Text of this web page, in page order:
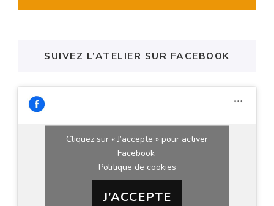
SUIVEZ L’ATELIER SUR FACEBOOK
Cliquez sur « J’accepte » pour activer
Facebook
Politique de cookies
J’ACCEPTE